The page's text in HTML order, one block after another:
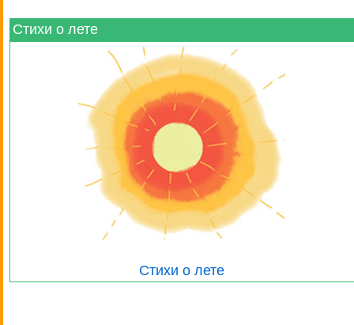
Стихи о лете
Стихи о лете